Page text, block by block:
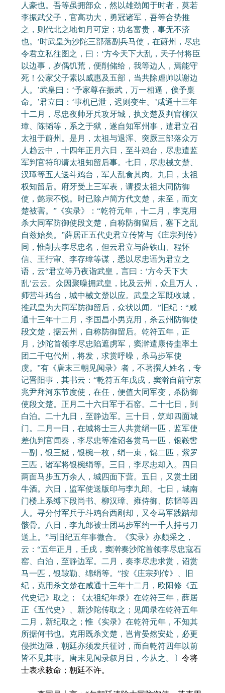
人豪也。吾等虽拥部众，然以雄劲闻于时者，莫若
李振武父子，官高功大，勇冠诸军，吾等合势推
之，则代北之地旬月可定；功名富贵，事无不济
也。’时武皇为沙陀三部落副兵马使，在蔚州，尽忠
令君立私往图之，曰：‘方今天下大乱，天子付将臣
以边事，岁偶饥荒，便削储给，我等边人，焉能守
死！公家父子素以威惠及五部，当共除虐帅以谢边
人。’武皇曰：‘予家尊在振武，万一相逼，俟予稟
命。’君立曰：‘事机已泄，迟则变生。’咸通十三年
十二月，尽忠夜帅牙兵攻牙城，执文楚及判官柳汉
璋、陈韬等，系之于狱，遂自知军州事，遣君立召
太祖于蔚州。是月，太祖与退浑、突厥三部落众万
人趋云中，十四年正月六日，至斗鸡台，尽忠遣监
军判官符印请太祖知留后事。七日，尽忠械文楚、
汉璋等五人送斗鸡台，军人乱食其肉。九日，太祖
权知留后。府牙受上三军表，请授太祖大同防御
使，懿宗不悦。时已除卢简方代文楚，未至，而文
楚被害。”《实录》：“乾符元年，十二月，李克用
杀大同军防御使段文楚，自称防御留后，塞下之乱
自兹始矣。”薛居正五代史君立传皆与《庄宗列传》
同，惟削去李尽忠名，但云君立与薛铁山、程怀
信、王行审、李存璋等谋，悉以尽忠语为君立之
语，云“君立等乃夜诣武皇，言曰：‘方今天下大
乱’云云。众因聚噪拥武皇，比及云州，众且万人，
师营斗鸡台，城中械文楚以应。武皇之军既收城，
推武皇为大同军防御留后，众状以闻。”旧纪：“咸
通十三年十二月，李国昌小男克用，杀云州防御使
段文楚，据云州，自称防御留后。乾符五年，正
月，沙陀首领李尽忠陷遮虏军，窦澣遣康传圭率土
团二千屯代州，将发，求赏呼噪，杀马步军使
虔。”有《唐末三朝见闻录》者，不著撰人姓名，专
记晋阳事，其书云：“乾符五年戊戌，窦澣自前守京
兆尹拜河东节度使，在任，便值大同军变，杀防御
使段文楚。正月二十六日军于石窑。二十七日，到
白泊。二十九日，至静边军。三十日，筑却四面城
门。二月一日，在城将士三人共赏绢一匹，监军使
差仇判官闻奏，李尽忠等准诏各赏马一匹，银鞍辔
一副，银三鋌，银椀一枚，绢一束，锦二匹，紫罗
三匹，诸军将银椀绢等。三日，李尽忠却入。四日
两面马步五万余人，城四面下营。五日，又赏土团
牛酒。六日，监军使送版印与李九郎。七日，城南
门楼上系缚下段尚书、柳汉璋、雍侍御、陈韬等四
人。寻分付军兵于斗鸡台西剐却，又令马军践踏却
骸骨。八日，李九郎被士团马步军约一千人持弓刀
送上。”与旧纪五年事微合。《实录》亦颇采之，
云：“五年正月，壬戌，窦澣奏沙陀首领李尽忠寇石
窑、白泊，至静边军。二月，奏李尽忠求赏，诏赏
马一匹，银鞍勒、绵绢等。”按《庄宗列传》、旧
纪，克用杀文楚在咸通十三年十二月，欧阳修《五
代史记》取之；《太祖纪年录》在乾符三年，薛居
正《五代史》、新沙陀传取之；见闻录在乾符五年
二月，新纪取之；惟《实录》在乾符元年，不知其
所据何书也。克用既杀文楚，岂肯晏然安处，必更
侵扰边陲，朝廷亦须发兵征讨，而自乾符四年以前
皆不见其事。唐末见闻录叙月日，今从之。〕 令将
士表求敕命；朝廷不许。